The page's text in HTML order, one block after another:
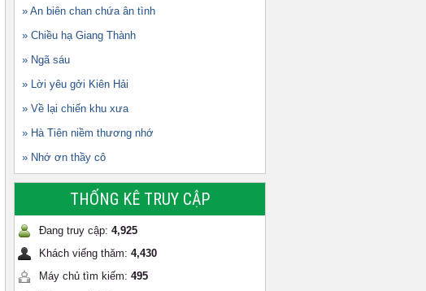
» An biên chan chứa ân tình
» Chiều hạ Giang Thành
» Ngã sáu
» Lời yêu gởi Kiên Hải
» Về lại chiến khu xưa
» Hà Tiên niềm thương nhớ
» Nhớ ơn thầy cô
THỐNG KÊ TRUY CẬP
Đang truy cập: 4,925
Khách viếng thăm: 4,430
Máy chủ tìm kiếm: 495